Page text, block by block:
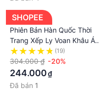
SHOPEE
Phiên Bản Hàn Quốc Thời
Trang Xếp Ly Voan Khâu Áo
Sơ Mi Dài Tay Nữ Xuân Thu
Phong Cách Phương Tây
Phù Hợp Với dáng Rộng Ôm
Hơn Nhìn Cl
(19)
304.000 ₫ -20%
244.000₫
Đã bán 1